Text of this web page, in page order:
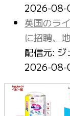
2026-08-
英国のラ
に招聘、
配信元: ジ
2026-08-